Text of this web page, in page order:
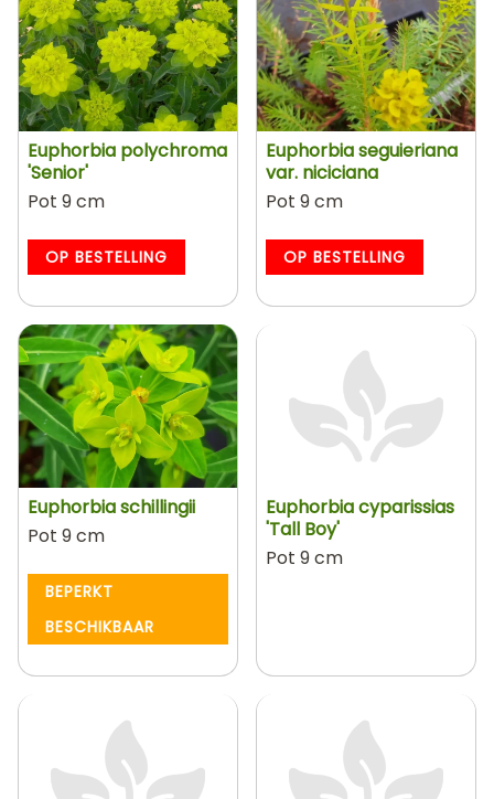
Euphorbia polychroma
'Senior'
Pot 9 cm
OP BESTELLING
Euphorbia seguieriana
var. niciciana
Pot 9 cm
OP BESTELLING
Euphorbia schillingii
Pot 9 cm
BEPERKT
BESCHIKBAAR
Euphorbia cyparissias
'Tall Boy'
Pot 9 cm